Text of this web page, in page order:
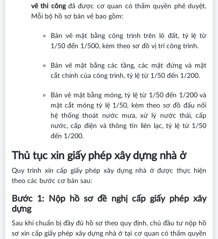
vẽ thi côngđã được cơ quan có thẩm quyền phê duyệt.
Mỗi bộ hồ sơ bản vẽ bao gồm:
Bản vẽ mặt bằng công trình trên lô đất, tỷ lệ từ
1/50 đến 1/500, kèm theo sơ đồ vị trí công trình.
Bản vẽ mặt bằng các tầng, các mặt đứng và mặt
cắt chính của công trình, tỷ lệ từ 1/50 đến 1/200.
Bản vẽ mặt bằng móng, tỷ lệ từ 1/50 đến 1/200 và
mặt cắt móng tỷ lệ 1/50, kèm theo sơ đồ đấu nối
hệ thống thoát nước mưa, xử lý nước thải, cấp
nước, cấp điện và thông tin liên lạc, tỷ lệ từ 1/50
đến 1/200.
Thủ tục xin giấy phép xây dựng nhà ở
Quy trình xin cấp giấy phép xây dựng nhà ở được thực hiện
theo các bước cơ bản sau:
Bước 1: Nộp hồ sơ đề nghị cấp giấy phép xây
dựng
Sau khi chuẩn bị đầy đủ hồ sơ theo quy định, chủ đầu tư nộp hồ
sơ xin cấp giấy phép xây dựng nhà ở tại cơ quan có thẩm quyền